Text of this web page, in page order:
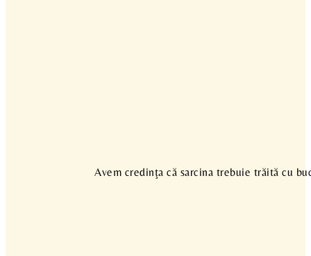
Avem credinţa că sarcina trebuie trăită cu